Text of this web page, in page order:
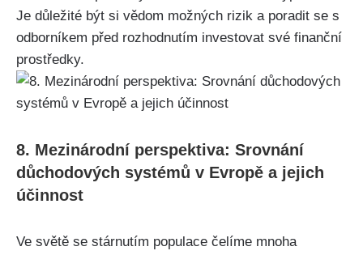
Je důležité být si vědom možných rizik a poradit se s
odborníkem před rozhodnutím investovat své finanční
prostředky.
8. Mezinárodní perspektiva: Srovnání
důchodových systémů v Evropě a jejich
účinnost
Ve světě se stárnutím populace čelíme mnoha